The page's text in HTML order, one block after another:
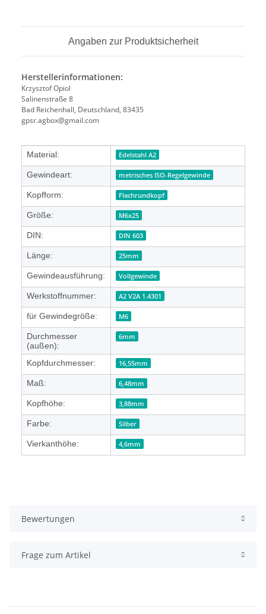
Angaben zur Produktsicherheit
Herstellerinformationen:
Krzysztof Opiol
Salinenstraße 8
Bad Reichenhall, Deutschland, 83435
gpsr.agbox@gmail.com
Produkteigenschaft
Wert
Material: Edelstahl A2
Gewindeart: metrisches ISO-Regelgewinde
Kopfform: Flachrundkopf
Größe: M6x25
DIN: DIN 603
Länge: 25mm
Gewindeausführung: Vollgewinde
Werkstoffnummer: A2 V2A 1.4301
für Gewindegröße: M6
Durchmesser
(außen):
6mm
Kopfdurchmesser: 16,55mm
Maß: 6,48mm
Kopfhöhe: 3,88mm
Farbe: Silber
Vierkanthöhe: 4,6mm
Bewertungen
Frage zum Artikel